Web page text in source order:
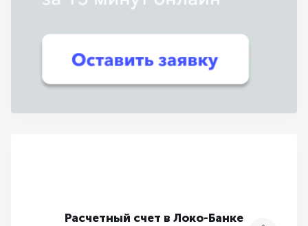
Расчетный счет в Локо-Банке